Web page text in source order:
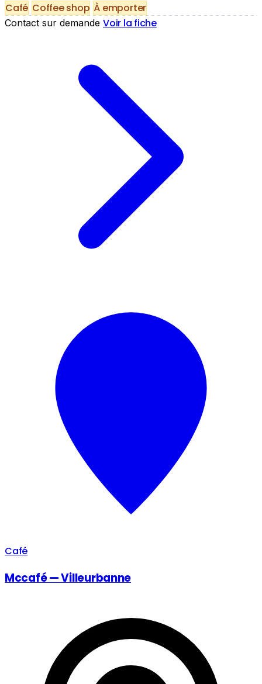
Café Coffee shop À emporter
Contact sur demande Voir la fiche
Café
Mccafé — Villeurbanne